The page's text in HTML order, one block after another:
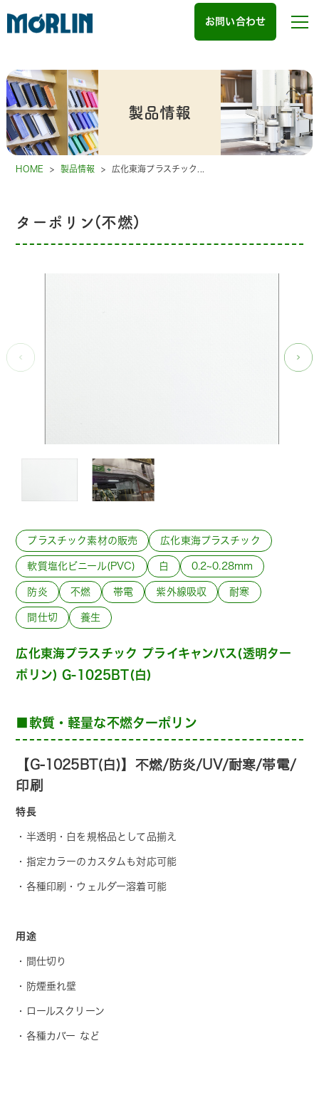
お問い合わせ
製品情報
HOME > 製品情報 > 広化東海プラスチック...
ターポリン(不燃)
プラスチック素材の販売 広化東海プラスチック
軟質塩化ビニール(PVC) 白 0.2~0.28mm
防炎 不燃 帯電 紫外線吸収 耐寒
間仕切 養生
広化東海プラスチック プライキャンバス(透明ター
ポリン) G-1025BT(白)
■軟質・軽量な不燃ターポリン
【G-1025BT(白)】不燃/防炎/UV/耐寒/帯電/
印刷
特長
・半透明・白を規格品として品揃え
・指定カラーのカスタムも対応可能
・各種印刷・ウェルダー溶着可能
用途
・間仕切り
・防煙垂れ壁
・ロールスクリーン
・各種カバー など